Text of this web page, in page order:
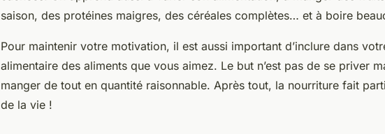
saison, des protéines maigres, des céréales complètes… et à boire
Pour maintenir votre motivation, il est aussi important d’inclure dans
alimentaire des aliments que vous aimez. Le but n’est pas de se priver
manger de tout en quantité raisonnable. Après tout, la nourriture fait
de la vie !